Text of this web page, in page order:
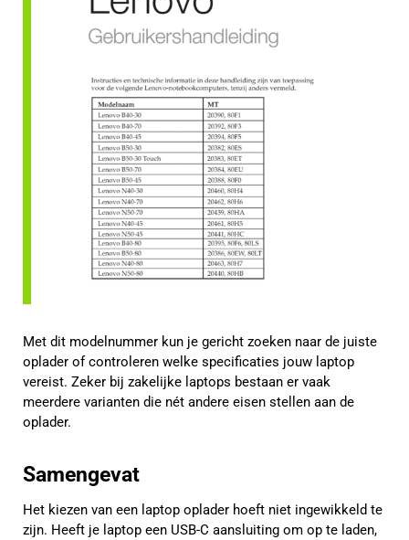
Met dit modelnummer kun je gericht zoeken naar de juiste
oplader of controleren welke specificaties jouw laptop
vereist. Zeker bij zakelijke laptops bestaan er vaak
meerdere varianten die nét andere eisen stellen aan de
oplader.
Samengevat
Het kiezen van een laptop oplader hoeft niet ingewikkeld te
zijn. Heeft je laptop een USB-C aansluiting om op te laden,